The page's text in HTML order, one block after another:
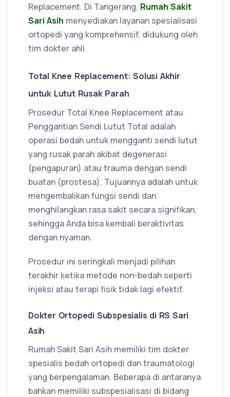
Replacement. Di Tangerang, Rumah Sakit
Sari Asih menyediakan layanan spesialisasi
ortopedi yang komprehensif, didukung oleh
tim dokter ahli.
Total Knee Replacement: Solusi Akhir
untuk Lutut Rusak Parah
Prosedur Total Knee Replacement atau
Penggantian Sendi Lutut Total adalah
operasi bedah untuk mengganti sendi lutut
yang rusak parah akibat degenerasi
(pengapuran) atau trauma dengan sendi
buatan (prostesa). Tujuannya adalah untuk
mengembalikan fungsi sendi dan
menghilangkan rasa sakit secara signifikan,
sehingga Anda bisa kembali beraktivitas
dengan nyaman.
Prosedur ini seringkali menjadi pilihan
terakhir ketika metode non-bedah seperti
injeksi atau terapi fisik tidak lagi efektif.
Dokter Ortopedi Subspesialis di RS Sari
Asih
Rumah Sakit Sari Asih memiliki tim dokter
spesialis bedah ortopedi dan traumatologi
yang berpengalaman. Beberapa di antaranya
bahkan memiliki subspesialisasi di bidang